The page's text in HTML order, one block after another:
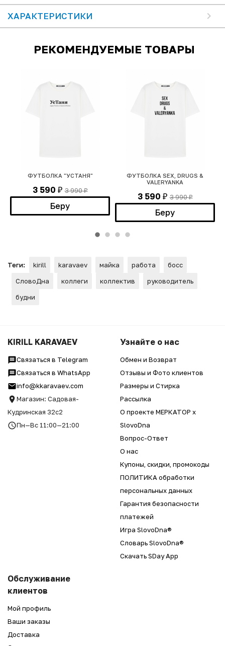
ХАРАКТЕРИСТИКИ
РЕКОМЕНДУЕМЫЕ ТОВАРЫ
ФУТБОЛКА "УСТАНЯ"
3 590 ₽ 3 990₽
Беру
ФУТБОЛКА SEX, DRUGS &
VALERYANKA
3 590 ₽ 3 990₽
Беру
Теги: kirill karavaev майка работа
босс
СловоДна
коллеги коллектив
руководитель
будни
KIRILL KARAVAEV
Связаться в Telegram
Связаться в WhatsApp
info@kkaravaev.com
Магазин: Садовая-
Кудринская 32с2
Пн—Вс 11:00—21:00
Узнайте о нас
Обмен и Возврат
Отзывы и Фото клиентов
Размеры и Стирка
Рассылка
О проекте МЕРКАТОР x
SlovoDna
Вопрос-Ответ
О нас
Купоны, скидки, промокоды
ПОЛИТИКА обработки
персональных данных
Гарантия безопасности
платежей
Игра SlovoDna®
Словарь SlovoDna®
Скачать SDay App
Обслуживание
клиентов
Мой профиль
Ваши заказы
Доставка